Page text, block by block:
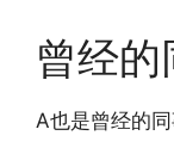
曾经的
A也是曾经的